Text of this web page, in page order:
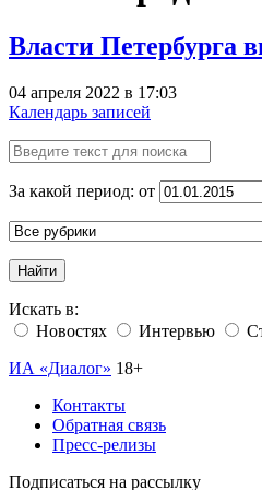
Власти Петербурга
04 апреля 2022 в 17:03
Календарь записей
За какой период: от
Найти
Искать в:
Новостях
Интервью
ИА «Диалог» 18+
Контакты
Обратная связь
Пресс-релизы
Подписаться на рассылку